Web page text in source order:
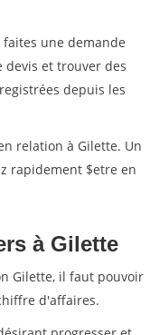
faites une demande
et trouver des
depuis les
relation à Gilette. Un
rapidement $etre en
à Gilette
Gilette, il faut pouvoir
d'affaires.